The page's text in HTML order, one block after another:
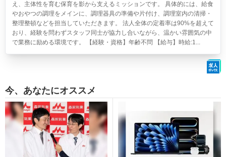
え、主体性を育む保育を影から支えるミッションです。 具体的には、給食
やおやつの調理をメインに、調理器具の準備や片付け、調理室内の清掃・
整理整頓などを担当していただきます。 法人全体の定着率は90%を超えて
おり、経験を問わずスタッフ同士が協力し合いながら、温かい雰囲気の中
で業務に励める環境です。 【経験・資格】年齢不問 【給与】時給:1...
今、あなたにオススメ